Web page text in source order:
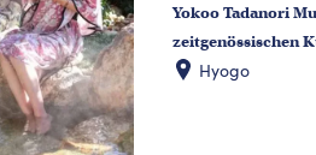
Yokoo Tadanori
zeitgenössischen
Hyogo